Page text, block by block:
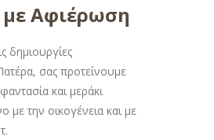
Αφιέρωση
δημιουργίες
σας προτείνουμε
και μεράκι
την οικογένεια και με